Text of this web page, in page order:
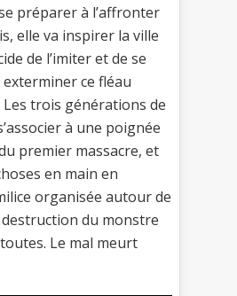
préparer à l’affronter
elle va inspirer la ville
de l’imiter et de se
ce fléau
trois générations de
à une poignée
premier massacre, et
en main en
organisée autour de
destruction du monstre
Le mal meurt